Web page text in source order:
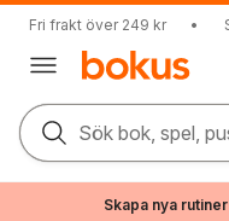
Fri frakt över 249 kr •
Sök bok, spel,
Skapa nya